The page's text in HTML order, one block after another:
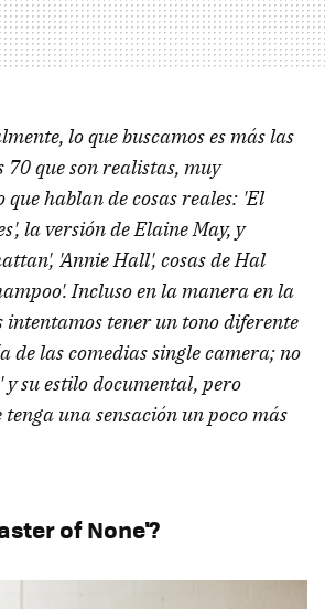
lo que buscamos es más las
70 que son realistas, muy
hablan de cosas reales: 'El
la versión de Elaine May, y
'Annie Hall', cosas de Hal
Incluso en la manera en la
intentamos tener un tono diferente
de las comedias single camera; no
y su estilo documental, pero
una sensación un poco más
of None'?